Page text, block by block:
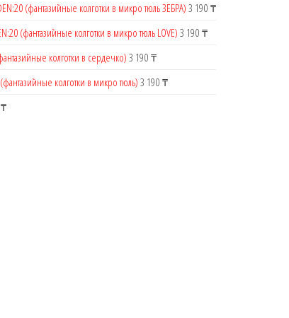
(фантазийные колготки в микро тюль ЗЕБРА) 3 190 ₸
(фантазийные колготки в микро тюль LOVE) 3 190 ₸
колготки в сердечко) 3 190 ₸
колготки в микро тюль) 3 190 ₸
₸